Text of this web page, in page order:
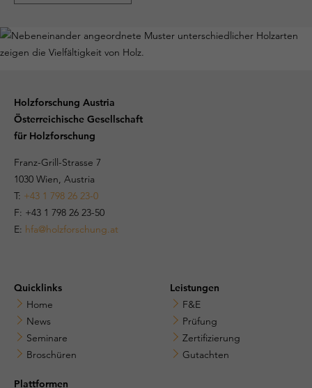
Holzforschung Austria
Österreichische Gesellschaft
für Holzforschung
Franz-Grill-Strasse 7
1030 Wien, Austria
T: +43 1 798 26 23-0
​​F: +43 1 798 26 23-50
E: hfa@holzforschung.at
Quicklinks
Home
News
Seminare
Broschüren
Leistungen
F&E
Prüfung
Zertifizierung
Gutachten
Plattformen